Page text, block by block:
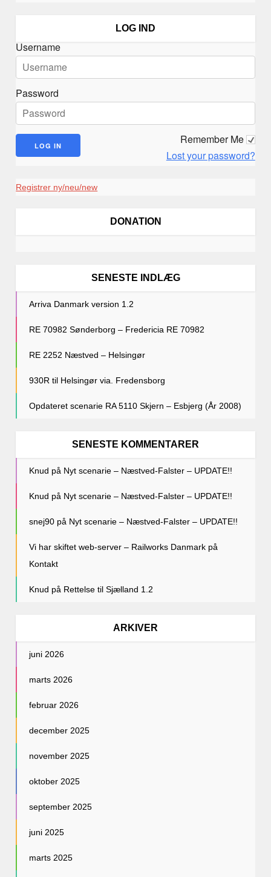
a
t
i
o
LOG IND
Username
Password
Remember Me
Lost your password?
Registrer ny/neu/new
DONATION
SENESTE INDLÆG
Arriva Danmark version 1.2
RE 70982 Sønderborg – Fredericia RE 70982
RE 2252 Næstved – Helsingør
930R til Helsingør via. Fredensborg
Opdateret scenarie RA 5110 Skjern – Esbjerg (År 2008)
SENESTE KOMMENTARER
Knud på Nyt scenarie – Næstved-Falster – UPDATE!!
Knud på Nyt scenarie – Næstved-Falster – UPDATE!!
snej90 på Nyt scenarie – Næstved-Falster – UPDATE!!
Vi har skiftet web-server – Railworks Danmark på
Kontakt
Knud på Rettelse til Sjælland 1.2
ARKIVER
juni 2026
marts 2026
februar 2026
december 2025
november 2025
oktober 2025
september 2025
juni 2025
marts 2025